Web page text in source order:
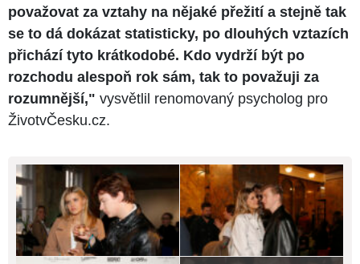
považovat za vztahy na nějaké přežití a stejně tak
se to dá dokázat statisticky, po dlouhých vztazích
přichází tyto krátkodobé. Kdo vydrží být po
rozchodu alespoň rok sám, tak to považuji za
rozumnější," vysvětlil renomovaný psycholog pro
ŽivotvČesku.cz.